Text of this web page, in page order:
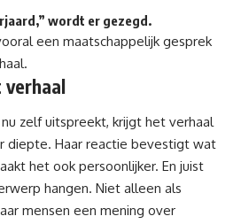
wordt er gezegd.
een maatschappelijk gesprek
verhaal
zelf uitspreekt, krijgt het verhaal
diepte. Haar reactie bevestigt wat
het ook persoonlijker. En juist
hangen. Niet alleen als
mensen een mening over